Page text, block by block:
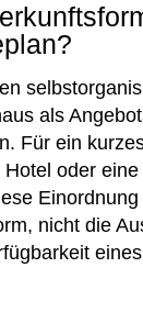
als
Für ein
oder
nicht die